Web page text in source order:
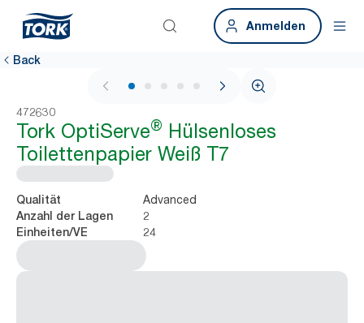
Anmelden
Back
1 / 6
472630
Tork OptiServe® Hülsenloses
Toilettenpapier Weiß T7
Qualität Advanced
Anzahl der Lagen 2
Einheiten/VE 24